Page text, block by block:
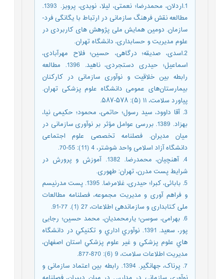
1.اردلان، محمدرضا؛ نعمتی، لیلا، نویدی، پرویز. 1393.
مطالعه نقش فرهنگ سازمانی در ارتباط با یگانگی فرد-
سازمان. دومین همایش ملی پژوهش های کاربردی در
علوم مدیریت و حسابداری، دانشگاه تهران.
2.اسدی، صدیقه؛ درگاهی، حسین؛ فلاح مهرآبادی،
اسماعیل؛ حیدری دستجردی، ناهید. 1396. مطالعه
رابطه بین خلاقیت و نوآوری سازمانی در کارکنان
بیمارستان‌های عمومی دانشگاه علوم پزشکی تهران.
پیاورد سلامت، ۱۱ (۵): ۵۷۸-۵۸۷.
3. آقا داوود، سید رسول؛ حاتمی، محمود؛ حکیمی نیا،
بهزاد. 1389. بررسی عوامل مؤثر بر نوآوری سازمانی در
میان مدیران. فصلنامه تخصصی علوم اجتماعی
دانشگاه آزاد اسلامی واحد شوشتر، 4 (11): 55-70.
4. آهنچیان، محمدرضا. 1382. آموزش و پرورش در
شرایط پست مدرن، تهران: طهوری.
5. بابائی، کبرا؛ حیدری، غلامرضا. 1395. پست مدرنیسم
و فراهم آوری و مدیریت مجموعه، فصلنامه مطالعات
ملی کتابداری و سازماندهی اطلاعات، 27 (1). 77-91.
6. بهرامی، سوسن؛ یارمحمدیان، محمد حسین؛ رجایی
پور، سعید. 1391. نوآوري اداري و تکنيکي در دانشگاه
هاي علوم پزشکي و غير علوم پزشکي استان اصفهان،
مدیریت اطلاعات سلامت، 9 (6): 870-877.
7. پرناک، جهانگیر. 1394. رابطه بین اعتماد سازمانی و